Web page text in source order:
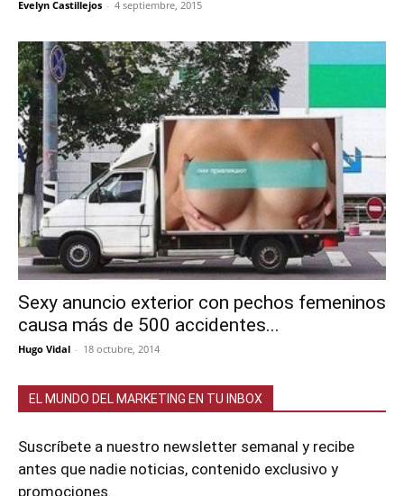
Evelyn Castillejos - 4 septiembre, 2015
Sexy anuncio exterior con pechos femeninos
causa más de 500 accidentes...
Hugo Vidal - 18 octubre, 2014
EL MUNDO DEL MARKETING EN TU INBOX
Suscríbete a nuestro newsletter semanal y recibe
antes que nadie noticias, contenido exclusivo y
promociones.